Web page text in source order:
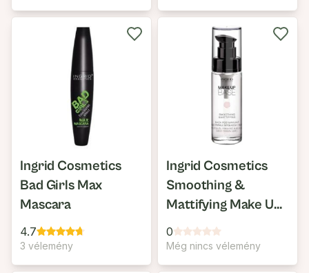
Ingrid Cosmetics
Bad Girls Max
Mascara
4.7
3 vélemény
Ingrid Cosmetics
Smoothing &
Mattifying Make Up
Base Primer
0
Még nincs vélemény